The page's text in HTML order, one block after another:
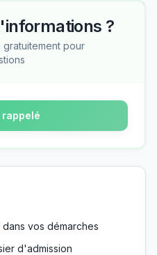
?
pour
rappelé
vos démarches
d'admission